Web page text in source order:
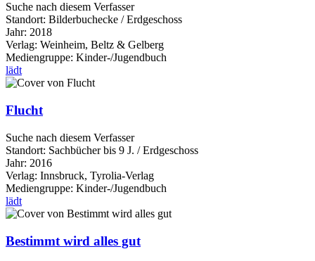
Suche nach diesem Verfasser
Standort: Bilderbuchecke / Erdgeschoss
Jahr: 2018
Verlag: Weinheim, Beltz & Gelberg
Mediengruppe: Kinder-/Jugendbuch
lädt
Flucht
Suche nach diesem Verfasser
Standort: Sachbücher bis 9 J. / Erdgeschoss
Jahr: 2016
Verlag: Innsbruck, Tyrolia-Verlag
Mediengruppe: Kinder-/Jugendbuch
lädt
Bestimmt wird alles gut